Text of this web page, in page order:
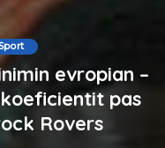
evropian –
pas
Rovers